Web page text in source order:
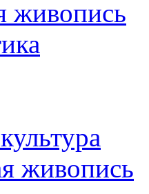
живопись
живопись